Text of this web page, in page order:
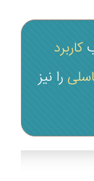
کاربرد
را نیز